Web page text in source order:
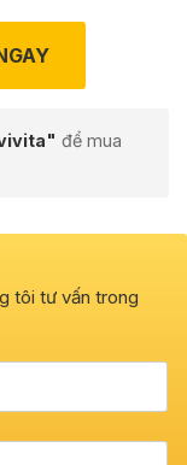
để mua
tôi tư vấn trong